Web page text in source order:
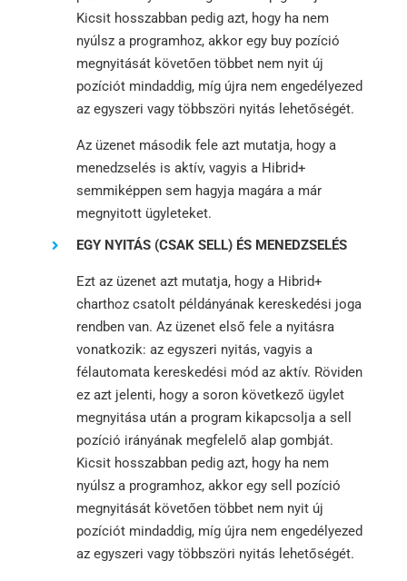
Kicsit hosszabban pedig azt, hogy ha nem
nyúlsz a programhoz, akkor egy buy pozíció
megnyitását követően többet nem nyit új
pozíciót mindaddig, míg újra nem engedélyezed
az egyszeri vagy többszöri nyitás lehetőségét.
Az üzenet második fele azt mutatja, hogy a
menedzselés is aktív, vagyis a Hibrid+
semmiképpen sem hagyja magára a már
megnyitott ügyleteket.
EGY NYITÁS (CSAK SELL) ÉS MENEDZSELÉS
Ezt az üzenet azt mutatja, hogy a Hibrid+
charthoz csatolt példányának kereskedési joga
rendben van. Az üzenet első fele a nyitásra
vonatkozik: az egyszeri nyitás, vagyis a
félautomata kereskedési mód az aktív. Röviden
ez azt jelenti, hogy a soron következő ügylet
megnyitása után a program kikapcsolja a sell
pozíció irányának megfelelő alap gombját.
Kicsit hosszabban pedig azt, hogy ha nem
nyúlsz a programhoz, akkor egy sell pozíció
megnyitását követően többet nem nyit új
pozíciót mindaddig, míg újra nem engedélyezed
az egyszeri vagy többszöri nyitás lehetőségét.